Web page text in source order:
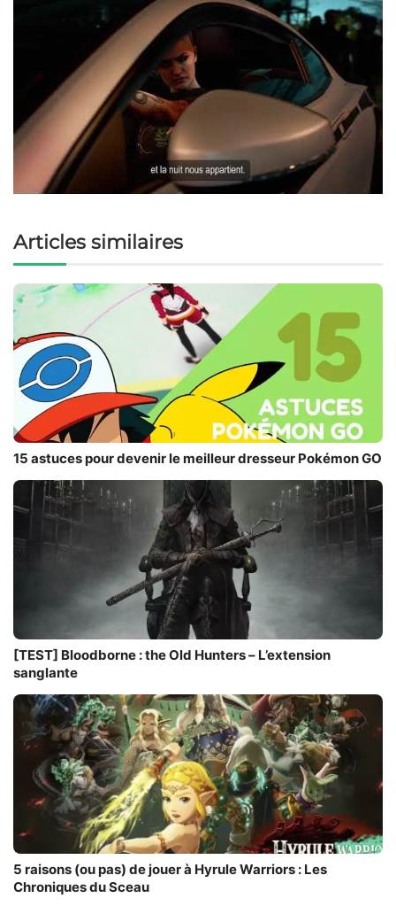
Articles similaires
15 astuces pour devenir le meilleur dresseur Pokémon GO
[TEST] Bloodborne : the Old Hunters – L’extension
sanglante
5 raisons (ou pas) de jouer à Hyrule Warriors : Les
Chroniques du Sceau